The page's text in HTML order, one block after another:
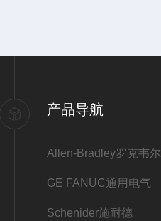
产品导航
Allen-Bradley罗克韦尔
GE FANUC通用电气
Schenider施耐德